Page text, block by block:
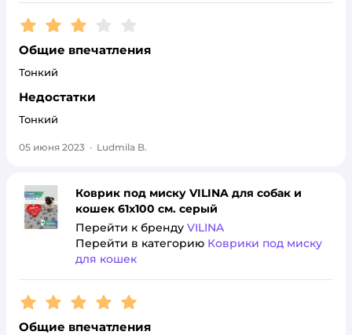
Рейтинг:3
Общие впечатления
Тонкий
Недостатки
Тонкий
05 июня 2023 · Ludmila B.
Коврик под миску VILINA для собак и
кошек 61х100 см. серый
Перейти к бренду VILINA
Перейти в категорию Коврики под миску
для кошек
Рейтинг:5
Общие впечатления